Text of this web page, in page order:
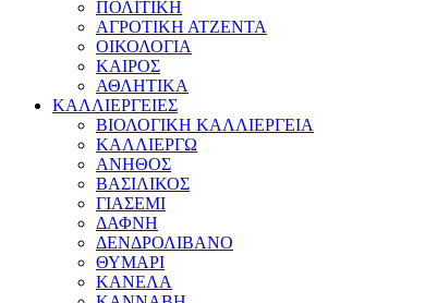
ΠΟΛΙΤΙΚΗ
ΑΓΡΟΤΙΚΗ ΑΤΖΕΝΤΑ
ΟΙΚΟΛΟΓΙΑ
ΚΑΙΡΟΣ
ΑΘΛΗΤΙΚΑ
ΚΑΛΛΙΕΡΓΕΙΕΣ
ΒΙΟΛΟΓΙΚΗ ΚΑΛΛΙΕΡΓΕΙΑ
ΚΑΛΛΙΕΡΓΩ
ΑΝΗΘΟΣ
ΒΑΣΙΛΙΚΟΣ
ΓΙΑΣΕΜΙ
ΔΑΦΝΗ
ΔΕΝΔΡΟΛΙΒΑΝΟ
ΘΥΜΑΡΙ
ΚΑΝΕΛΑ